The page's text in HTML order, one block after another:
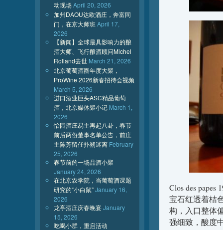
Clos des papes
宝石红透着桔
构，入口整体
强细致，酸度
动现场April 20, 2026
加州DAOU达欧酒庄，奔富同
门，在京大师班 April 17,
2026
【新闻】全球最具影响力的酿
酒大师、飞行酿酒顾问Michel
Rolland去世 March 21, 2026
北京葡萄酒圈年度大聚，
ProWine 2026新春招待会视频
March 5, 2026
进口酒业巨头ASC精品葡萄
酒，北京媒体聚小记 March 1,
2026
怡园酒庄易主再起八卦，春节
前后两份董事名单公告，前庄
主陈芳留任扑朔迷离 February
25, 2026
春节前的一场品酒小聚
January 24, 2026
在北京农学院，当葡萄酒课题
研究的“小白鼠”January 16,
2026
龙亭酒庄庆春晚宴January
15, 2026
吃喝小群，重启活动